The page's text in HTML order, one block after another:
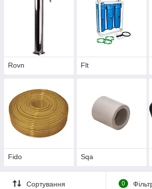
Rovn Flt
Fido Sqa
Сортування 0